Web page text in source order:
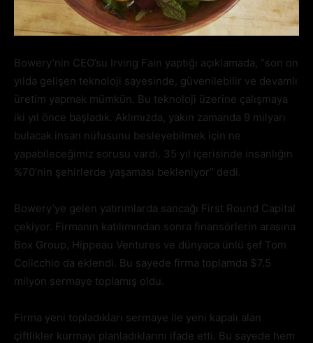
Bowery’nin CEO’su Irving Fain yaptığı açıklamada, “son on
yılda gelişen teknoloji sayesinde, güvenilebilir ve devamlı
üretim yapmak mümkün. Bu teknoloji üzerine çalışmaya
iki yıl önce başladık. Aklımızda, yakın zamanda 9 milyarı
bulacak insan nüfusunu besleyebilmek için ne
yapabileceğimiz sorusu vardı. 35 yıl içerisinde insanlığın
%70’nin şehirlerde yaşaması bekleniyor” dedi.
Bowery’ye gelen yatırımlarda sancağı First Round Capital
çekiyor. Firmanın katılımından sonra finansörlerin arasına
Box Group, Hippeau Ventures ve dünyaca ünlü şef Tom
Colicchio da eklendi. Bu sayede firma toplamda $7.5
milyon sermaye toplamış oldu.
Firma yeni topladıkları sermaye ile yeni kapalı alan
çiftlikler kurmayı planladıklarını ifade etti. Bu sayede hem